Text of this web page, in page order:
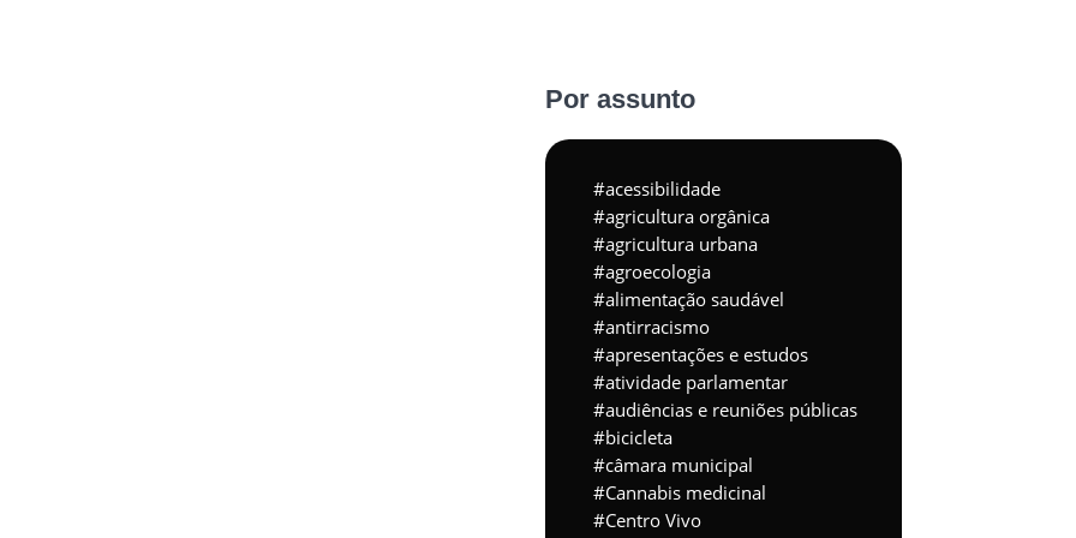
Por assunto
acessibilidade
agricultura orgânica
agricultura urbana
agroecologia
alimentação saudável
antirracismo
apresentações e estudos
atividade parlamentar
audiências e reuniões públicas
bicicleta
câmara municipal
Cannabis medicinal
Centro Vivo